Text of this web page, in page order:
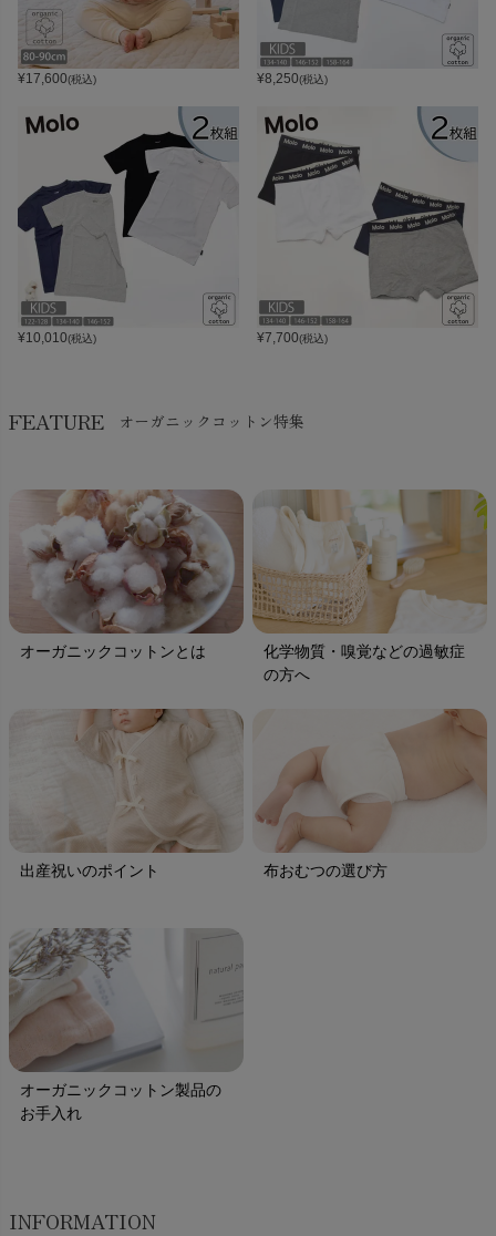
¥17,600(税込) ¥8,250(税込)
¥10,010(税込) ¥7,700(税込)
FEATURE オーガニックコットン特集
オーガニックコットンとは
化学物質・嗅覚などの過敏症
の方へ
出産祝いのポイント 布おむつの選び方
オーガニックコットン製品の
お手入れ
INFORMATION